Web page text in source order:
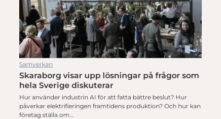
Samverkan
Skaraborg visar upp lösningar på frågor som
hela Sverige diskuterar
Hur använder industrin AI för att fatta bättre beslut? Hur
påverkar elektrifieringen framtidens produktion? Och hur kan
företag ställa om…